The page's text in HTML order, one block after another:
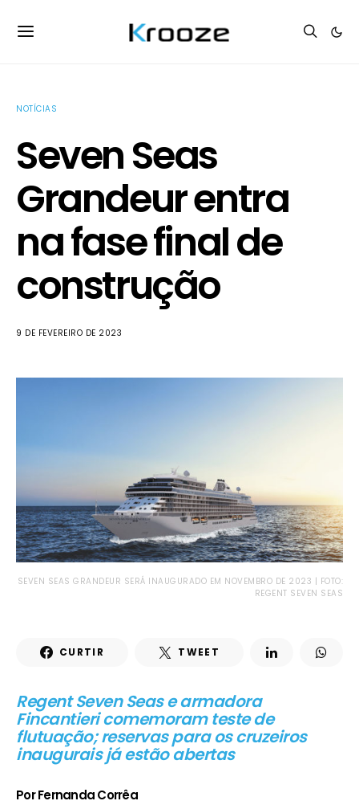
NOTÍCIAS
Seven Seas
Grandeur entra
na fase final de
construção
9 DE FEVEREIRO DE 2023
SEVEN SEAS GRANDEUR SERÁ INAUGURADO EM NOVEMBRO DE 2023 | FOTO:
REGENT SEVEN SEAS
CURTIR TWEET
Regent Seven Seas e armadora
Fincantieri comemoram teste de
flutuação; reservas para os cruzeiros
inaugurais já estão abertas
Por Fernanda Corrêa